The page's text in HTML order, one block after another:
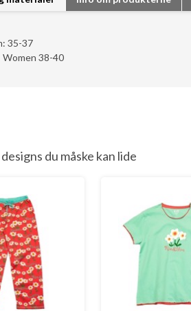
35-37
Women 38-40
du måske kan lide